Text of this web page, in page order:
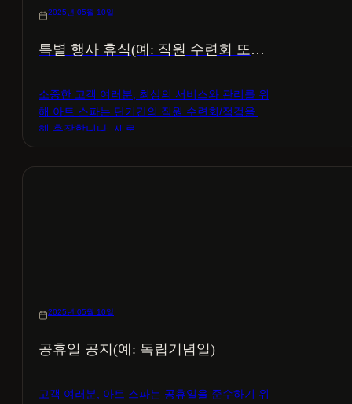
2025년 05월 10일
특별 행사 휴식(예: 직원 수련회 또는
소중한 고객 여러분, 최상의 서비스와 관리를 위
해 아트 스파는 단기간의 직원 수련회/점검을 위
해 휴장합니다. 새로…
2025년 05월 10일
공휴일 공지(예: 독립기념일)
고객 여러분, 아트 스파는 공휴일을 준수하기 위